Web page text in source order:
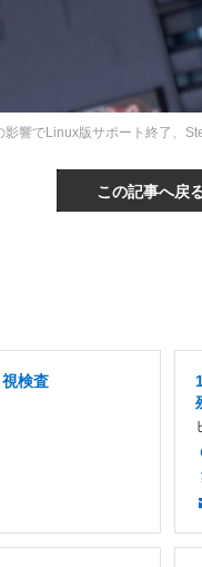
影響でLinux版サポート終了、
この記事へ戻
検査